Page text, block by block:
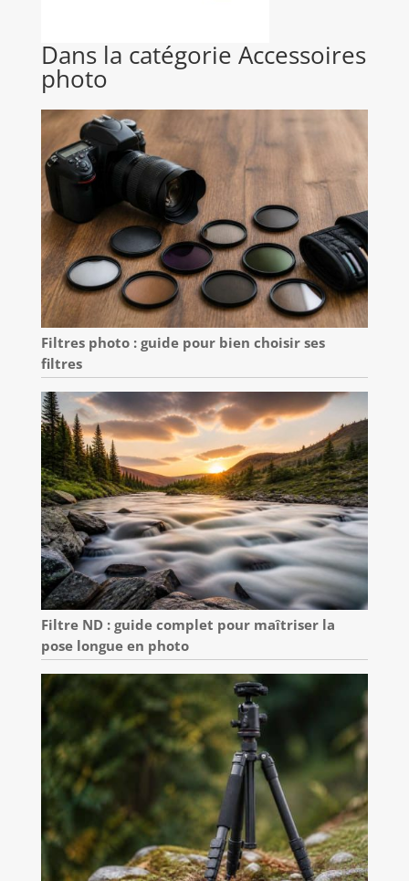
Dans la catégorie Accessoires
photo
Filtres photo : guide pour bien choisir ses
filtres
Filtre ND : guide complet pour maîtriser la
pose longue en photo